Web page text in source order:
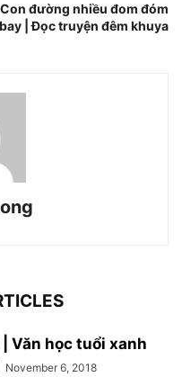
Con đường nhiều đom đóm
bay | Đọc truyện đêm khuya
Văn học tuổi xanh
November 6, 2018